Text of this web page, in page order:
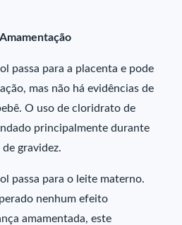
passa para a placenta e pode
mas não há evidências de
O uso de cloridrato de
principalmente durante
gravidez.
passa para o leite materno.
nenhum efeito
amamentada, este